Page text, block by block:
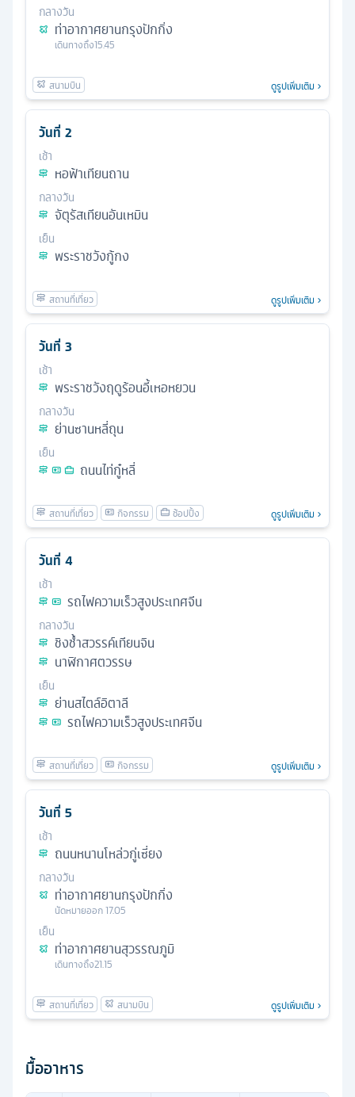
กลางวัน
ท่าอากาศยานกรุงปักกิ่ง
เดินทางถึง15.45
ดูรูปเพิ่มเติม
วันที่ 2
เช้า
หอฟ้าเทียนถาน
กลางวัน
จัตุรัสเทียนอันเหมิน
เย็น
พระราชวังกู้กง
ดูรูปเพิ่มเติม
วันที่ 3
เช้า
พระราชวังฤดูร้อนอี้เหอหยวน
กลางวัน
ย่านซานหลี่ถุน
เย็น
ถนนไท่กู๋หลี่
ดูรูปเพิ่มเติม
วันที่ 4
เช้า
รถไฟความเร็วสูงประเทศจีน
กลางวัน
ชิงช้ําสวรรค์เทียนจิน
นาฬิกาศตวรรษ
เย็น
ย่านสไตล์อิตาลี
รถไฟความเร็วสูงประเทศจีน
ดูรูปเพิ่มเติม
วันที่ 5
เช้า
ถนนหนานโหล่วกู่เซี่ยง
กลางวัน
ท่าอากาศยานกรุงปักกิ่ง
นัดหมายออก17.05
เย็น
ท่าอากาศยานสุวรรณภูมิ
เดินทางถึง21.15
ดูรูปเพิ่มเติม
มื้ออาหาร